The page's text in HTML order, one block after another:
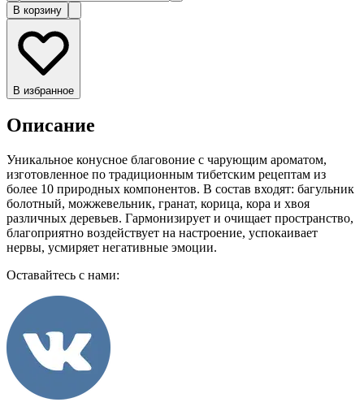
В корзину
В избранное
Описание
Уникальное конусное благовоние с чарующим ароматом,
изготовленное по традиционным тибетским рецептам из
более 10 природных компонентов. В состав входят: багульник
болотный, можжевельник, гранат, корица, кора и хвоя
различных деревьев. Гармонизирует и очищает пространство,
благоприятно воздействует на настроение, успокаивает
нервы, усмиряет негативные эмоции.
Оставайтесь с нами: